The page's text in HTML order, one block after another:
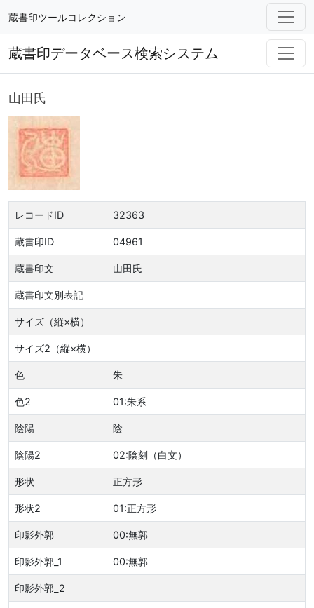
蔵書印ツールコレクション
蔵書印データベース検索システム
山田氏
レコードID 32363
蔵書印ID 04961
蔵書印文 山田氏
蔵書印文別表記
サイズ（縦×横）
サイズ2（縦×横）
色 朱
色2 01:朱系
陰陽 陰
陰陽2 02:陰刻（白文）
形状 正方形
形状2 01:正方形
印影外郭 00:無郭
印影外郭_1 00:無郭
印影外郭_2